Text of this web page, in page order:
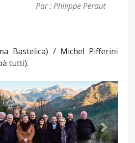
Par : Philippe Peraut
Bastelica) / Michel Pifferini
tutti).
Suivant